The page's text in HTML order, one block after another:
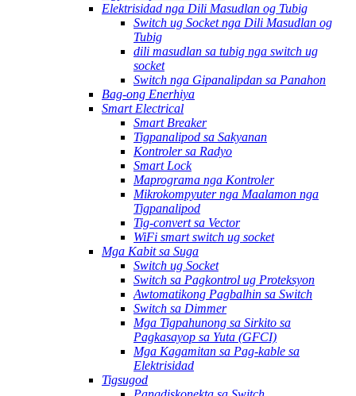
Elektrisidad nga Dili Masudlan og Tubig
Switch ug Socket nga Dili Masudlan og
Tubig
dili masudlan sa tubig nga switch ug
socket
Switch nga Gipanalipdan sa Panahon
Bag-ong Enerhiya
Smart Electrical
Smart Breaker
Tigpanalipod sa Sakyanan
Kontroler sa Radyo
Smart Lock
Maprograma nga Kontroler
Mikrokompyuter nga Maalamon nga
Tigpanalipod
Tig-convert sa Vector
WiFi smart switch ug socket
Mga Kabit sa Suga
Switch ug Socket
Switch sa Pagkontrol ug Proteksyon
Awtomatikong Pagbalhin sa Switch
Switch sa Dimmer
Mga Tigpahunong sa Sirkito sa
Pagkasayop sa Yuta (GFCI)
Mga Kagamitan sa Pag-kable sa
Elektrisidad
Tigsugod